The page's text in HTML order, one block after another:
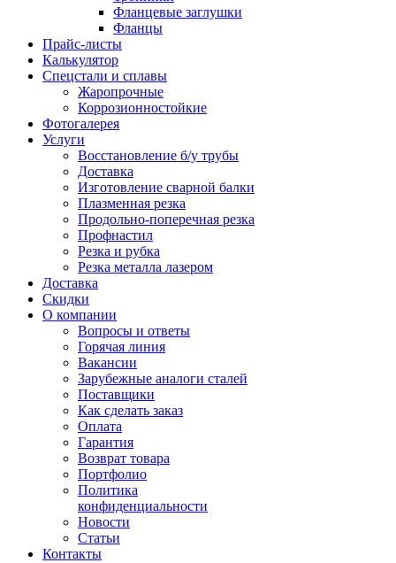
Фланцевые заглушки
Фланцы
Прайс-листы
Калькулятор
Спецстали и сплавы
Жаропрочные
Коррозионностойкие
Фотогалерея
Услуги
Восстановление б/у трубы
Доставка
Изготовление сварной балки
Плазменная резка
Продольно-поперечная резка
Профнастил
Резка и рубка
Резка металла лазером
Доставка
Скидки
О компании
Вопросы и ответы
Горячая линия
Вакансии
Зарубежные аналоги сталей
Поставщики
Как сделать заказ
Оплата
Гарантия
Возврат товара
Портфолио
Политика
конфиденциальности
Новости
Статьи
Контакты